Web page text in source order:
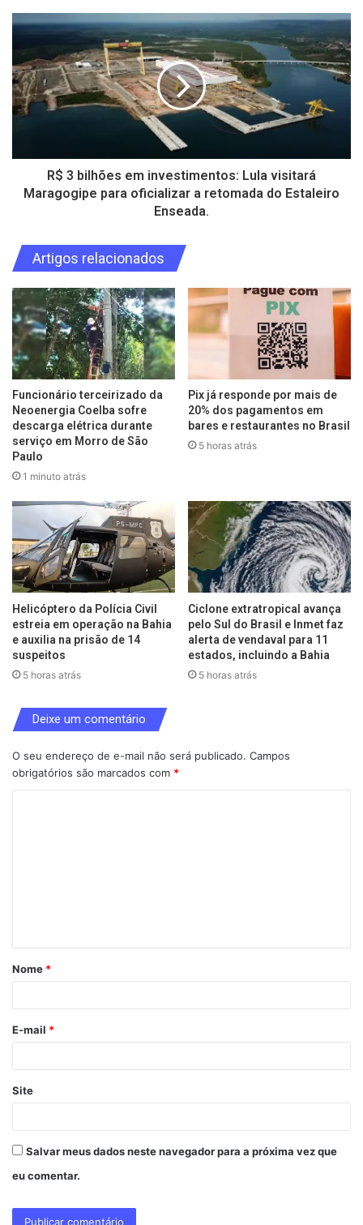
R$ 3 bilhões em investimentos: Lula visitará
Maragogipe para oficializar a retomada do Estaleiro
Enseada.
Artigos relacionados
Funcionário terceirizado da
Neoenergia Coelba sofre
descarga elétrica durante
serviço em Morro de São
Paulo
1 minuto atrás
Pix já responde por mais de
20% dos pagamentos em
bares e restaurantes no Brasil
5 horas atrás
Helicóptero da Polícia Civil
estreia em operação na Bahia
e auxilia na prisão de 14
suspeitos
5 horas atrás
Ciclone extratropical avança
pelo Sul do Brasil e Inmet faz
alerta de vendaval para 11
estados, incluindo a Bahia
5 horas atrás
Deixe um comentário
O seu endereço de e-mail não será publicado. Campos
obrigatórios são marcados com *
á
r
*
Nome *
E-mail *
Site
Salvar meus dados neste navegador para a próxima vez que
eu comentar.